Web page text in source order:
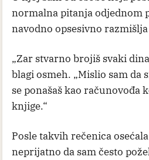
normalna pitanja odjednom
navodno opsesivno
„Zar stvarno brojiš svaki
blagi osmeh. „Mislio sam da
se ponašaš kao računovođa
knjige.“
Posle takvih rečenica
neprijatno da sam često